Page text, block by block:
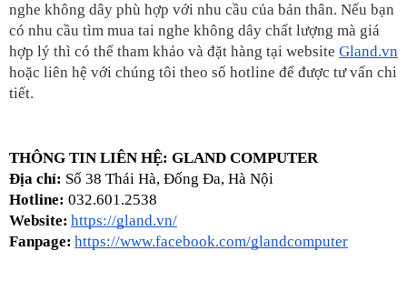
nghe không dây phù hợp với nhu cầu của bản thân. Nếu bạn
có nhu cầu tìm mua tai nghe không dây chất lượng mà giá
hợp lý thì có thể tham khảo và đặt hàng tại website Gland.vn
hoặc liên hệ với chúng tôi theo số hotline để được tư vấn chi
tiết.
THÔNG TIN LIÊN HỆ: GLAND COMPUTER
Địa chỉ: Số 38 Thái Hà, Đống Đa, Hà Nội
Hotline: 032.601.2538
Website: https://gland.vn/
Fanpage: https://www.facebook.com/glandcomputer